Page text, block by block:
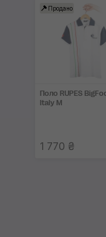
Продано
Поло RUPES
Italy M
1 770 ₴